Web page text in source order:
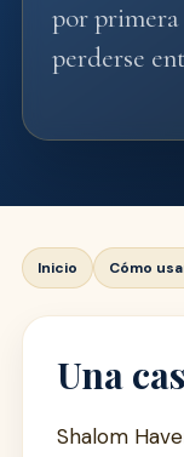
por primera
perderse
Inicio Cómo
Una
Shalom